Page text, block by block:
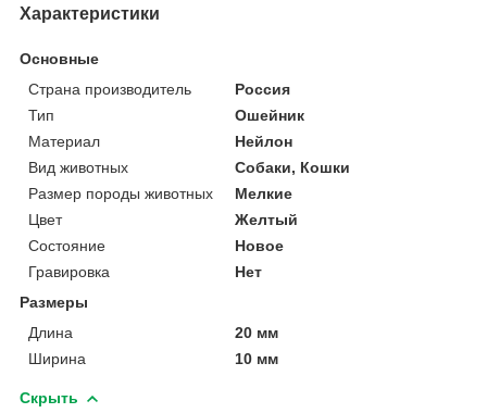
Характеристики
Основные
Страна производитель
Россия
Тип
Ошейник
Материал
Нейлон
Вид животных
Собаки, Кошки
Размер породы животных
Мелкие
Цвет
Желтый
Состояние
Новое
Гравировка
Нет
Размеры
Длина
20 мм
Ширина
10 мм
Скрыть